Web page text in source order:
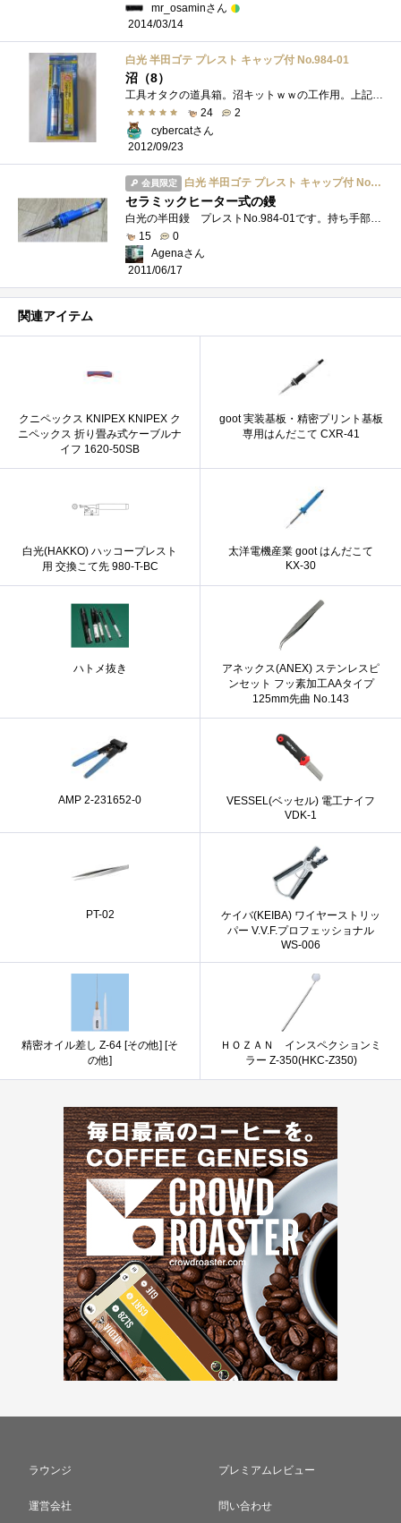
mr_osaminさん
2014/03/14
白光 半田ゴテ プレスト キャップ付 No.984-01
沼（8）
工具オタクの道具箱。沼キットｗｗの工作用。上記キットは「ハンダ付けなし」ではあるが、コンデンサを大容量のものに変えようとするとソケ�...
24
2
cybercatさん
2012/09/23
会員限定 白光 半田ゴテ プレスト キャップ付 No.984-01
セラミックヒーター式の鏝
白光の半田鏝 プレストNo.984-01です。持ち手部分についているスイッチで最大130Wの出力を出せます。キャップつきなので、工具箱等に入れてもコ�...
15
0
Agenaさん
2011/06/17
関連アイテム
クニペックス KNIPEX KNIPEX ク
ニペックス 折り畳み式ケーブルナ
イフ 1620-50SB
goot 実装基板・精密プリント基板
専用はんだこて CXR-41
白光(HAKKO) ハッコープレスト
用 交換こて先 980-T-BC
太洋電機産業 goot はんだこて
KX-30
ハトメ抜き
アネックス(ANEX) ステンレスピ
ンセット フッ素加工AAタイプ
125mm先曲 No.143
AMP 2-231652-0
VESSEL(ベッセル) 電工ナイフ
VDK-1
PT-02
ケイバ(KEIBA) ワイヤーストリッ
パー V.V.F.プロフェッショナル
WS-006
精密オイル差し Z-64 [その他] [そ
の他]
ＨＯＺＡＮ インスペクションミ
ラー Z-350(HKC-Z350)
ラウンジ プレミアムレビュー
運営会社 問い合わせ